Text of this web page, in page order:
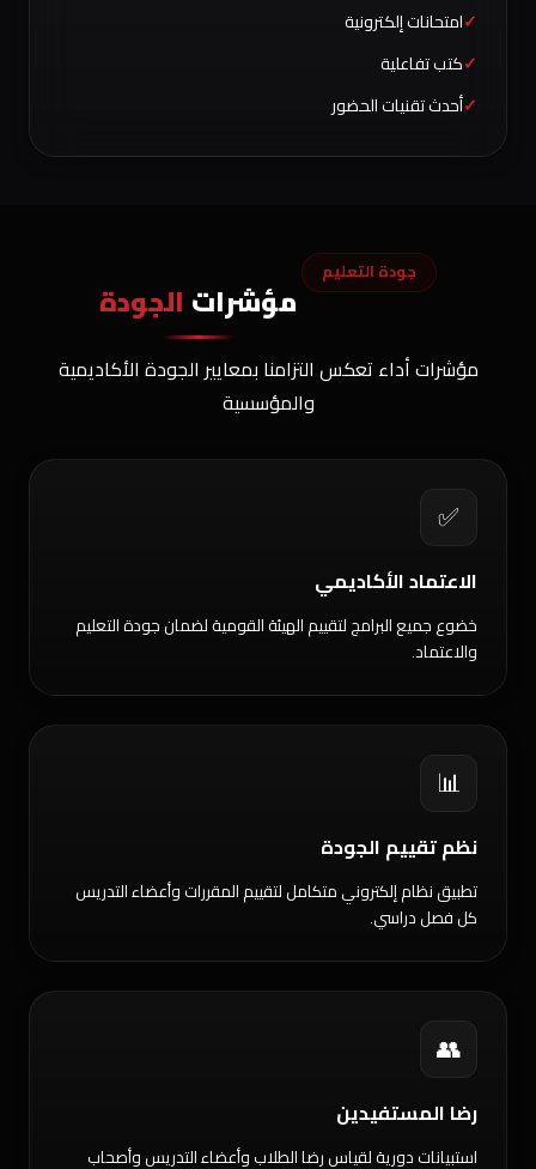
امتحانات إلكترونية
كتب تفاعلية
أحدث تقنيات الحضور
جودة التعليم
مؤشرات الجودة
مؤشرات أداء تعكس التزامنا بمعايير الجودة الأكاديمية
والمؤسسية
✅
الاعتماد الأكاديمي
خضوع جميع البرامج لتقييم الهيئة القومية لضمان جودة التعليم
والاعتماد.
📊
نظم تقييم الجودة
تطبيق نظام إلكتروني متكامل لتقييم المقررات وأعضاء التدريس
كل فصل دراسي.
👥
رضا المستفيدين
استبيانات دورية لقياس رضا الطلاب وأعضاء التدريس وأصحاب